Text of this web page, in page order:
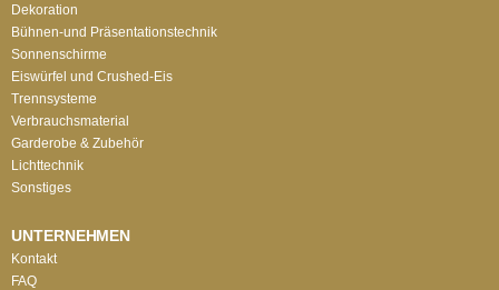
Dekoration
Bühnen-und Präsentationstechnik
Sonnenschirme
Eiswürfel und Crushed-Eis
Trennsysteme
Verbrauchsmaterial
Garderobe & Zubehör
Lichttechnik
Sonstiges
UNTERNEHMEN
Kontakt
FAQ